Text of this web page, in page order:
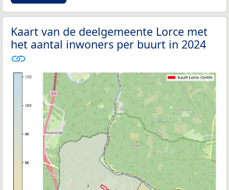
Kaart van de deelgemeente Lorce met
het aantal inwoners per buurt in 2024